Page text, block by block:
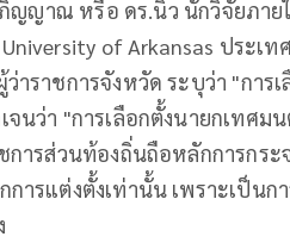
ญาณ หรือ ดร.นิว นักวิจัยภาย
of Arkansas ประเ
าราชการจังหวัด ระบุว่า "การ
นว่า "การเลือกตั้งนายกเทศ
การส่วนท้องถิ่นถือหลักการกร
การแต่งตั้งเท่านั้น เพราะเป็น